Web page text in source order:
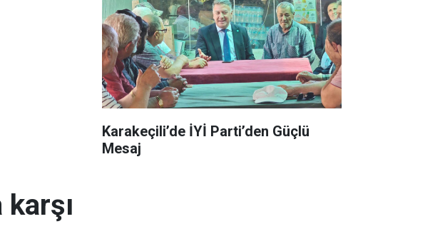
Karakeçili’de İYİ Parti’den Güçlü
Mesaj
karşı